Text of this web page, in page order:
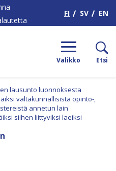
FI SV EN
Valikko Etsi
lausunto luonnoksesta
valtakunnallisista opinto-,
annetun lain
siihen liittyviksi laeiksi